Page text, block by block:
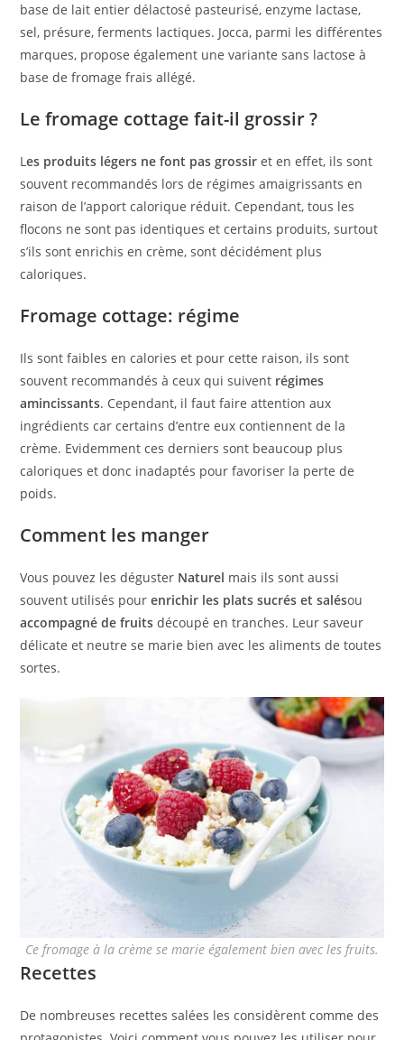
base de lait entier délactosé pasteurisé, enzyme lactase,
sel, présure, ferments lactiques. Jocca, parmi les différentes
marques, propose également une variante sans lactose à
base de fromage frais allégé.
Le fromage cottage fait-il grossir ?
Les produits légers ne font pas grossir et en effet, ils sont
souvent recommandés lors de régimes amaigrissants en
raison de l’apport calorique réduit. Cependant, tous les
flocons ne sont pas identiques et certains produits, surtout
s’ils sont enrichis en crème, sont décidément plus
caloriques.
Fromage cottage: régime
Ils sont faibles en calories et pour cette raison, ils sont
souvent recommandés à ceux qui suivent régimes
amincissants. Cependant, il faut faire attention aux
ingrédients car certains d’entre eux contiennent de la
crème. Evidemment ces derniers sont beaucoup plus
caloriques et donc inadaptés pour favoriser la perte de
poids.
Comment les manger
Vous pouvez les déguster Naturel mais ils sont aussi
souvent utilisés pourenrichir les plats sucrés et salésou
accompagné de fruits découpé en tranches. Leur saveur
délicate et neutre se marie bien avec les aliments de toutes
sortes.
Ce fromage à la crème se marie également bien avec les fruits.
Recettes
De nombreuses recettes salées les considèrent comme des